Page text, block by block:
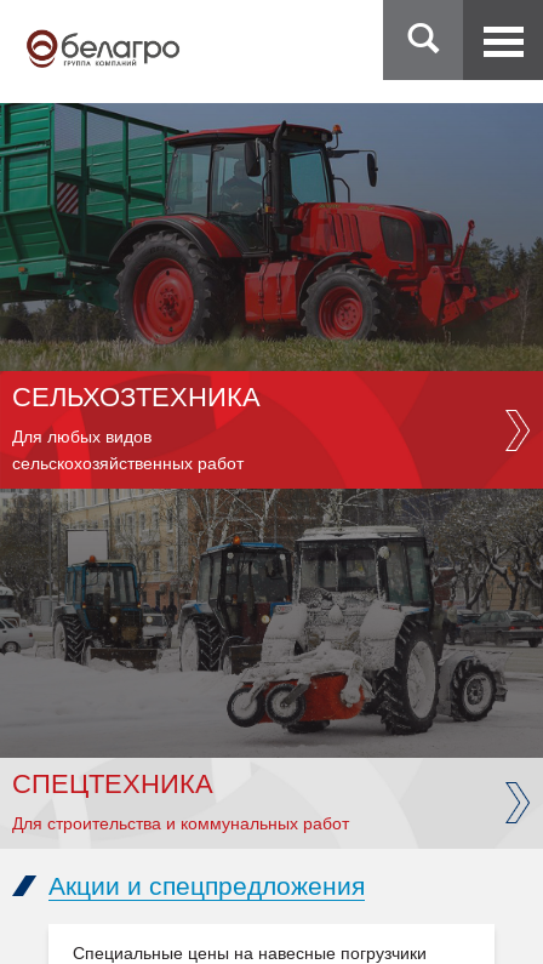
СЕЛЬХОЗТЕХНИКА
Для любых видов
сельскохозяйственных работ
СПЕЦТЕХНИКА
Для строительства и коммунальных работ
Акции и спецпредложения
Специальные цены на навесные погрузчики